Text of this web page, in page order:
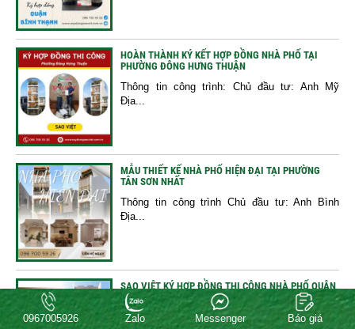
HOÀN THÀNH KÝ KẾT HỢP ĐỒNG NHÀ PHỐ TẠI
PHƯỜNG ĐÔNG HƯNG THUẬN
Thông tin công trình: Chủ đầu tư: Anh Mỹ
Địa...
MẪU THIẾT KẾ NHÀ PHỐ HIỆN ĐẠI TẠI PHƯỜNG
TÂN SƠN NHẤT
Thông tin công trình Chủ đầu tư: Anh Bình
Địa...
SAO VIỆT KÝ HỢP ĐỒNG THI CÔNG NHÀ PHỐ QUẬN
8
Công ty Xây Dựng Sao Việt chính thức ký
0967005926 Zalo Messenger Báo giá